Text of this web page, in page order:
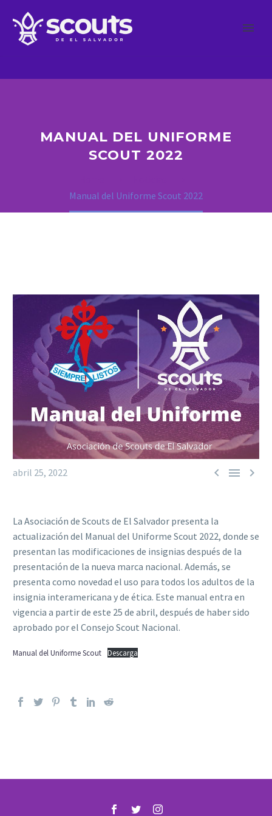
MANUAL DEL UNIFORME
SCOUT 2022
Manual del Uniforme Scout 2022
  
abril 25, 2022
La Asociación de Scouts de El Salvador presenta la
actualización del Manual del Uniforme Scout 2022, donde se
presentan las modificaciones de insignias después de la
presentación de la nueva marca nacional. Además, se
presenta como novedad el uso para todos los adultos de la
insignia interamericana y de ética. Este manual entra en
vigencia a partir de este 25 de abril, después de haber sido
aprobado por el Consejo Scout Nacional.
Manual del Uniforme Scout Descarga